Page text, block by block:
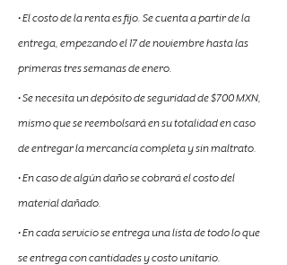
• El costo de la renta es fijo. Se cuenta a partir de la
entrega, empezando el 17 de noviembre hasta las
primeras tres semanas de enero.
• Se necesita un depósito de seguridad de $700 MXN,
mismo que se reembolsará en su totalidad en caso
de entregar la mercancía completa y sin maltrato.
• En caso de algún daño se cobrará el costo del
material dañado.
• En cada servicio se entrega una lista de todo lo que
se entrega con cantidades y costo unitario.